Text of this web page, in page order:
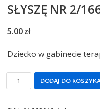
SŁYSZĘ NR 2/
5.00 zł
Dziecko w gabinecie
DODAJ DO KOSZYKA